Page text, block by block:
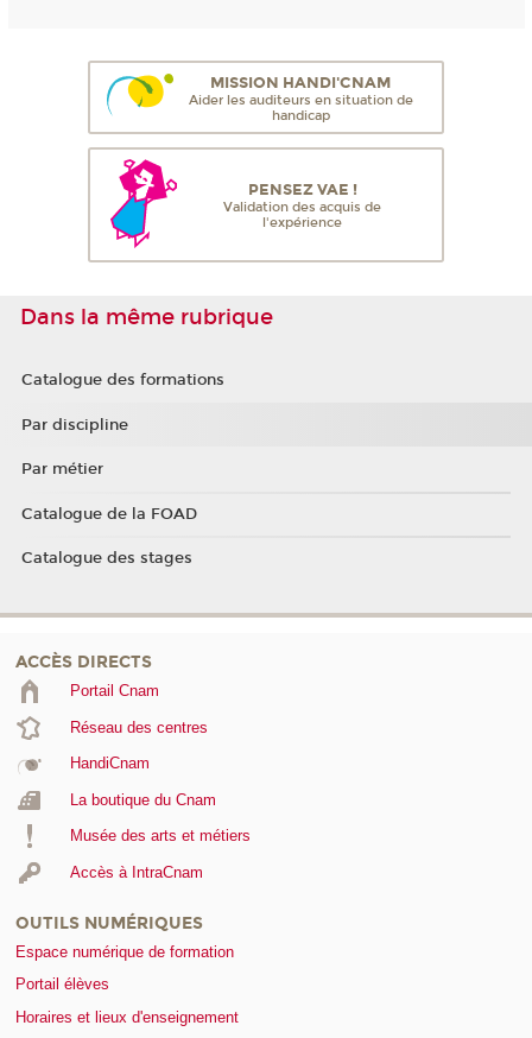
MISSION HANDI'CNAM
Aider les auditeurs en situation de
handicap
PENSEZ VAE !
Validation des acquis de
l'expérience
Dans la même rubrique
Catalogue des formations
Par discipline
Par métier
Catalogue de la FOAD
Catalogue des stages
ACCÈS DIRECTS
Portail Cnam
Réseau des centres
HandiCnam
La boutique du Cnam
Musée des arts et métiers
Accès à IntraCnam
OUTILS NUMÉRIQUES
Espace numérique de formation
Portail élèves
Horaires et lieux d'enseignement